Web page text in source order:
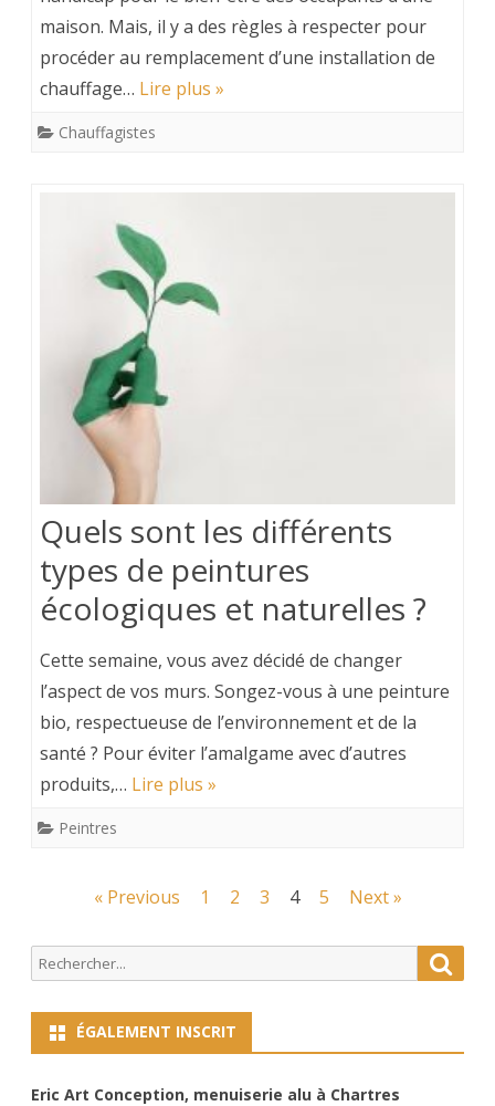
maison. Mais, il y a des règles à respecter pour
procéder au remplacement d’une installation de
chauffage… Lire plus »
Chauffagistes
Quels sont les différents
types de peintures
écologiques et naturelles ?
Cette semaine, vous avez décidé de changer
l’aspect de vos murs. Songez-vous à une peinture
bio, respectueuse de l’environnement et de la
santé ? Pour éviter l’amalgame avec d’autres
produits,… Lire plus »
Peintres
Navigation
articles
« Previous 1 2 3 4 5 Next »
Search
for:
ÉGALEMENT INSCRIT
Eric Art Conception, menuiserie alu à Chartres